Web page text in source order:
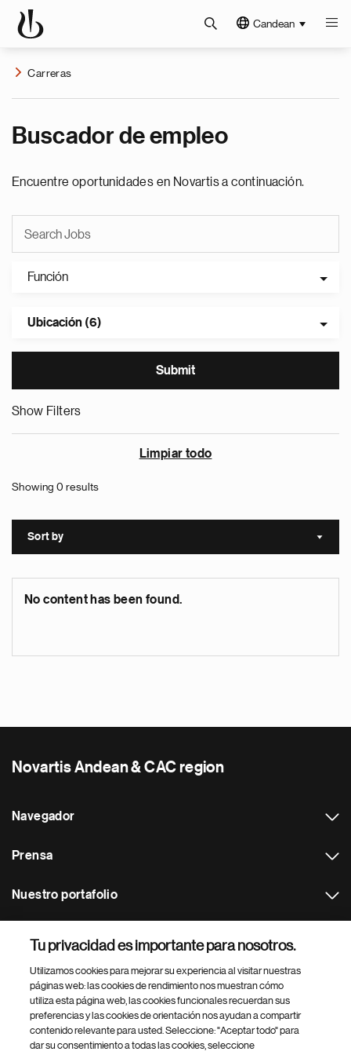
Candean
Carreras
Buscador de empleo
Encuentre oportunidades en Novartis a continuación.
Función
Ubicación (6)
Show Filters
Limpiar todo
Showing 0 results
Sort by Sort
No content has been found.
Novartis Andean & CAC region
Navegador
Prensa
Nuestro portafolio
Footer Site Search
Tu privacidad es importante para nosotros.
Utilizamos cookies para mejorar su experiencia al visitar nuestras
páginas web: las cookies de rendimiento nos muestran cómo
utiliza esta página web, las cookies funcionales recuerdan sus
preferencias y las cookies de orientación nos ayudan a compartir
contenido relevante para usted. Seleccione: "Aceptar todo" para
dar su consentimiento a todas las cookies, seleccione